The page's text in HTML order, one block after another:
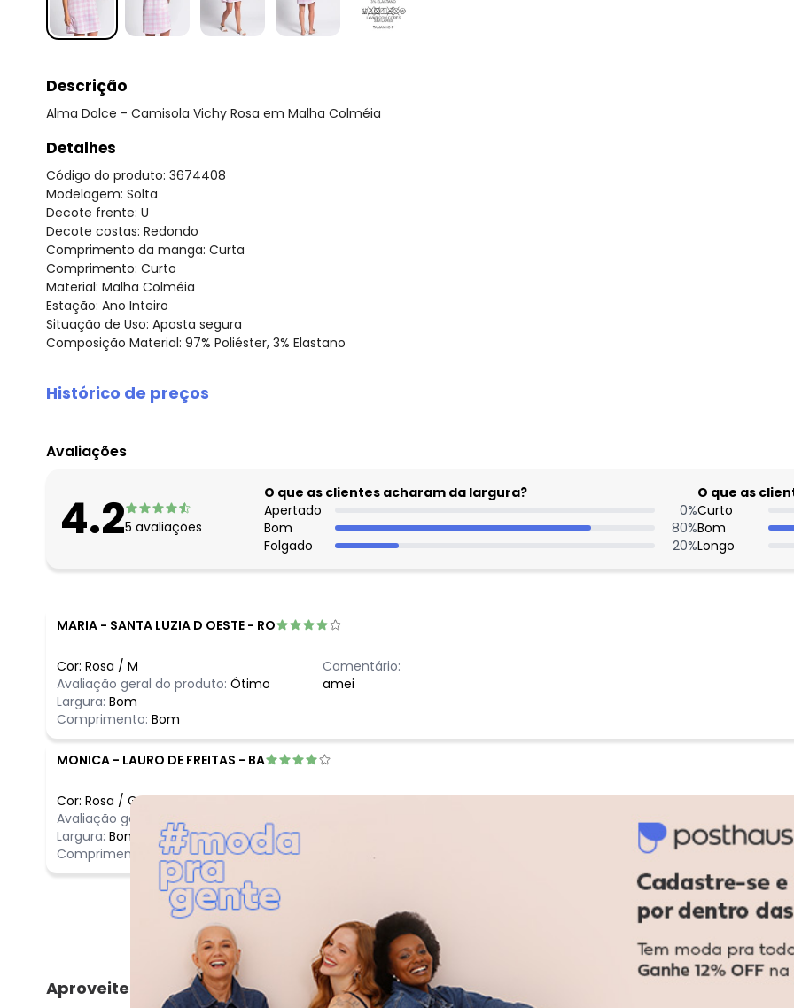
Descrição
Alma Dolce - Camisola Vichy Rosa em Malha Colméia
Detalhes
Código do produto: 3674408
Modelagem: Solta
Decote frente: U
Decote costas: Redondo
Comprimento da manga: Curta
Comprimento: Curto
Material: Malha Colméia
Estação: Ano Inteiro
Situação de Uso: Aposta segura
Composição Material: 97% Poliéster, 3% Elastano
Histórico de preços
agosto/2026
maio/2026
abril/2026
fevereiro/2026
Avaliações
4.25 avaliações
O que as clientes acharam da largura?
Apertado
0%
Bom
80%
Folgado
20%
O que as
Curto
Bom
Longo
MARIA - SANTA LUZIA D OESTE - RO
Cor: Rosa / M
Avaliação geral do produto: Ótimo
Largura: Bom
Comprimento: Bom
Comentário:
amei
MONICA - LAURO DE FREITAS - BA
Cor: Rosa / G
Avaliação geral do produto:
Ótimo
Largura: Bom
Comprimento:
Bom
Comentário:
Ver todas as avaliações
Aproveite e compre junto